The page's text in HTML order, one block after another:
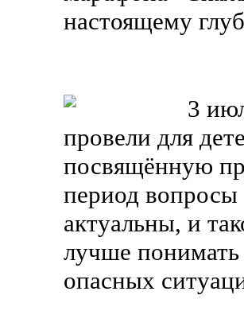
настоящему
3
провели для
посвящённую
период вопросы
актуальны, и
лучше понимать
опасных